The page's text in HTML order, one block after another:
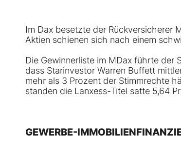
Im Dax besetzte der Rückversicherer
Aktien schienen sich nach einem
Die Gewinnerliste im MDax führte der
dass Starinvestor Warren Buffett
mehr als 3 Prozent der Stimmrechte
standen die Lanxess-Titel satte 5,64
GEWERBE-